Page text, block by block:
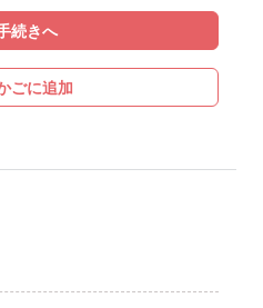
続きへ
ごに追加